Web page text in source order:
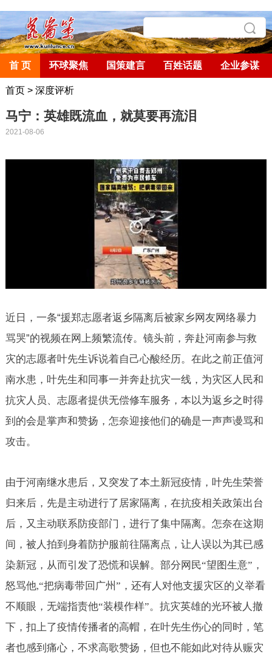
首 页 环球聚焦 国策建言 百姓话题 企业参谋
首页> 深度评析
马宁：英雄既流血，就莫要再流泪
2021-08-06
近日，一条“援郑志愿者返乡隔离后被家乡网友网络暴力
骂哭”的视频在网上频繁流传。镜头前，奔赴河南参与救
灾的志愿者叶先生诉说着自己心酸经历。在此之前正值河
南水患，叶先生和同事一并奔赴抗灾一线，为灾区人民和
抗灾人员、志愿者提供无偿修车服务，本以为返乡之时得
到的会是掌声和赞扬，怎奈迎接他们的确是一声声谩骂和
攻击。
由于河南继水患后，又突发了本土新冠疫情，叶先生荣誉
归来后，先是主动进行了居家隔离，在抗疫相关政策出台
后，又主动联系防疫部门，进行了集中隔离。怎奈在这期
间，被人拍到身着防护服前往隔离点，让人误以为其已感
染新冠，从而引发了恐慌和误解。部分网民“望图生意”，
怒骂他,“把病毒带回广州”，还有人对他支援灾区的义举看
不顺眼，无端指责他“装模作样”。抗灾英雄的光环被人撤
下，扣上了疫情传播者的高帽，在叶先生伤心的同时，笔
者也感到痛心，不求高歌赞扬，但也不能如此对待从赈灾